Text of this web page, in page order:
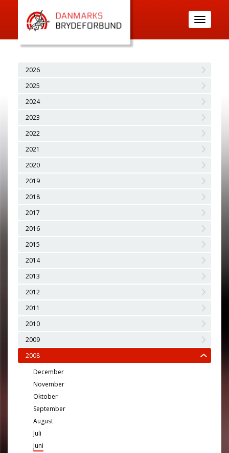
Toggle
navigation
2026
2025
2024
2023
2022
2021
2020
2019
2018
2017
2016
2015
2014
2013
2012
2011
2010
2009
2008
December
November
Oktober
September
August
Juli
Juni